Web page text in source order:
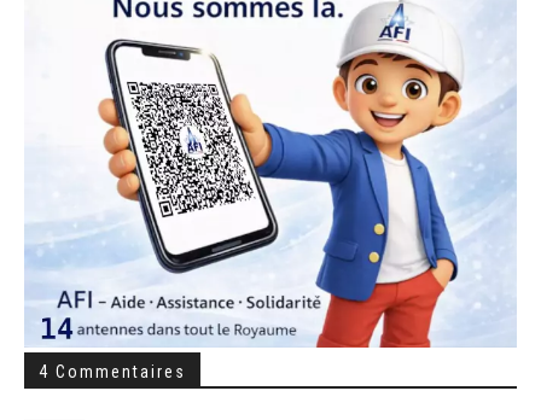
4 Commentaires